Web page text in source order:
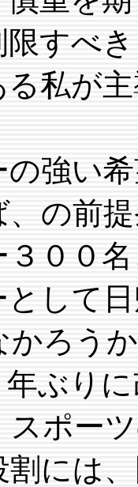
限すべ
私が
強い
の前
００名
して
かろう
ぶり
スポー
割には